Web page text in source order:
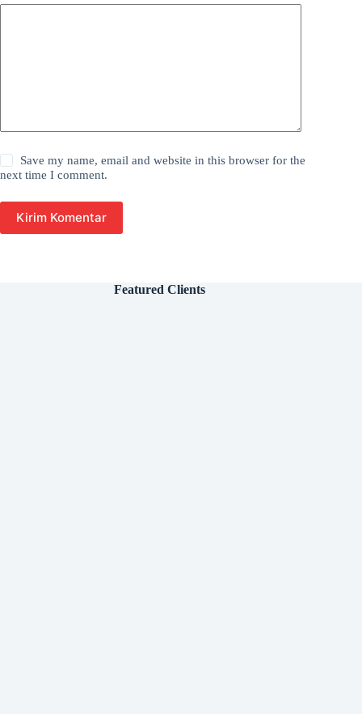
Save my name, email and website in this browser for the
next time I comment.
Kirim Komentar
Featured Clients